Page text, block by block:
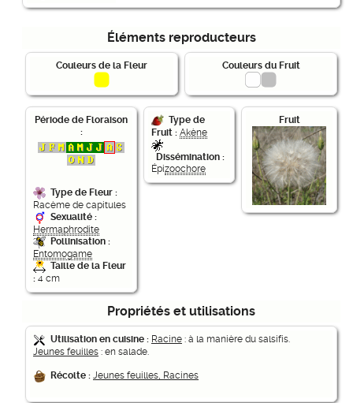
Éléments reproducteurs
Couleurs de la Fleur Couleurs du Fruit
Période de Floraison
:
Type de Fleur :
Racème de capitules
Sexualité :
Hermaphrodite
Pollinisation :
Entomogame
Taille de la Fleur
: 4 cm
Type de
Fruit : Akène
Dissémination :
Épizoochore
Fruit
Propriétés et utilisations
Utilisation en cuisine : Racine : à la manière du salsifis.
Jeunes feuilles : en salade.
Récolte : Jeunes feuilles, Racines